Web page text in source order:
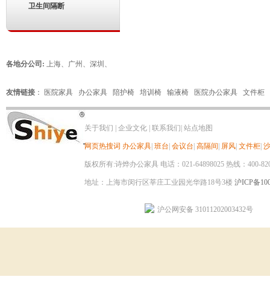
卫生间隔断
各地分公司: 上海、 广州 、 深圳 、
友情链接 ： 医院家具 办公家具 陪护椅 培训椅 输液椅 医院办公家具 文件柜
关于我们 企业文化 联系我们 站点地图
网页热搜词 办公家具 班台 会议台 高隔间 屏风 文件柜
版权所有:诗烨办公家具 电话：021-64898025 热线：400-
地址：上海市闵行区莘庄工业园光华路18号3楼 沪ICP备
沪公网安备 31011202003432号